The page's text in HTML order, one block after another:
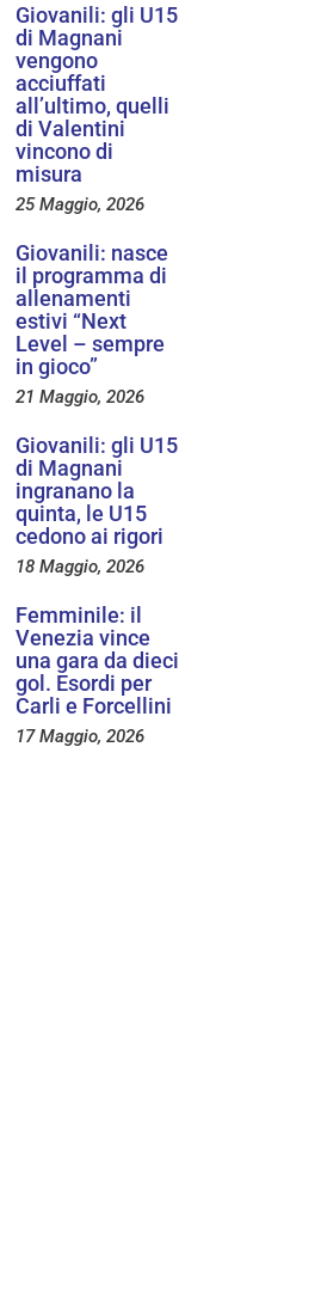
Giovanili: gli U15
di Magnani
vengono
acciuffati
all’ultimo, quelli
di Valentini
vincono di
misura
25 Maggio, 2026
Giovanili: nasce
il programma di
allenamenti
estivi “Next
Level – sempre
in gioco”
21 Maggio, 2026
Giovanili: gli U15
di Magnani
ingranano la
quinta, le U15
cedono ai rigori
18 Maggio, 2026
Femminile: il
Venezia vince
una gara da dieci
gol. Esordi per
Carli e Forcellini
17 Maggio, 2026